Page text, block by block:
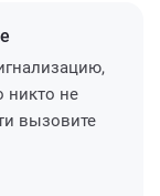
никто не
вызовите